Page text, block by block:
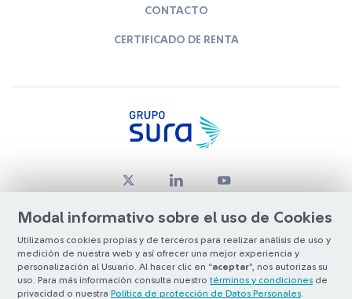
Modal informativo sobre el uso de Cookies
Utilizamos cookies propias y de terceros para realizar análisis de uso y
medición de nuestra web y así ofrecer una mejor experiencia y
personalización al Usuario. Al hacer clic en “aceptar”, nos autorizas su
uso. Para más información consulta nuestro términos y condiciones de
privacidad o nuestra Política de protección de Datos Personales
CONTACTO
CERTIFICADO DE RENTA
© Copyright Grupo SURA 2026